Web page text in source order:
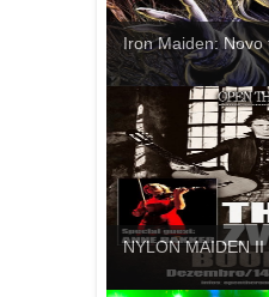
Iron Maiden: Novo
NYLON MAIDEN